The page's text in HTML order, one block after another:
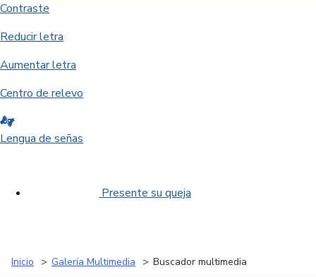
Contraste
Reducir letra
Aumentar letra
Centro de relevo
Lengua de señas
Presente su queja
Inicio Galería Multimedia Buscador multimedia